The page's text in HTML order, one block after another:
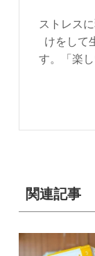
ストレス
けをして
す。「楽
関連記事